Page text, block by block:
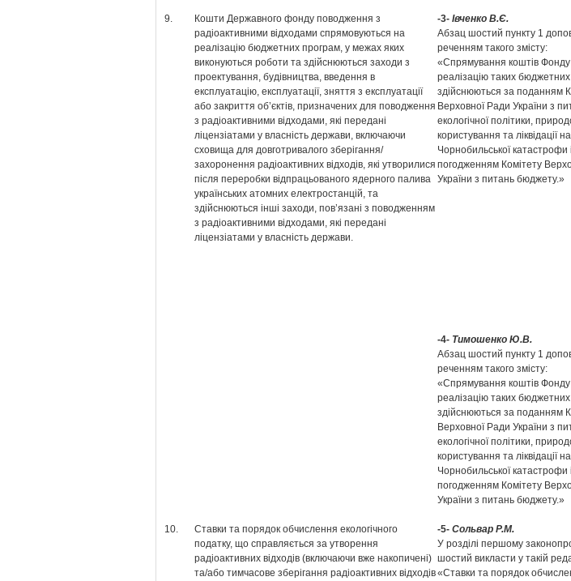
9.
Кошти Державного фонду поводження з
радіоактивними відходами спрямовуються на
реалізацію бюджетних програм, у межах яких
виконуються роботи та здійснюються заходи з
проектування, будівництва, введення в
експлуатацію, експлуатації, зняття з експлуатації
або закриття об’єктів, призначених для поводження
з радіоактивними відходами, які передані
ліцензіатами у власність держави, включаючи
сховища для довготривалого зберігання/
захоронення радіоактивних відходів, які утворилися
після переробки відпрацьованого ядерного палива
українських атомних електростанцій, та
здійснюються інші заходи, пов’язані з поводженням
з радіоактивними відходами, які передані
ліцензіатами у власність держави.
-3- Івченко В.Є.
Абзац шостий пункту 1
реченням такого змісту:
«Спрямування коштів
реалізацію таких
здійснюються за поданням
Верховної Ради України з
екологічної політики,
користування та ліквідації
Чорнобильської катастрофи і
погодженням Комітету
України з питань бюджету.»
-4- Тимошенко Ю.В.
Абзац шостий пункту 1
реченням такого змісту:
«Спрямування коштів
реалізацію таких
здійснюються за поданням
Верховної Ради України з
екологічної політики,
користування та ліквідації
Чорнобильської катастрофи і
погодженням Комітету
України з питань бюджету.»
10.
Ставки та порядок обчислення екологічного
податку, що справляється за утворення
радіоактивних відходів (включаючи вже накопичені)
та/або тимчасове зберігання радіоактивних відходів
-5- Сольвар Р.М.
У розділі першому
шостий викласти у такій
«Ставки та порядок